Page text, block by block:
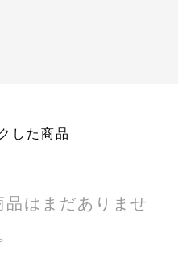
した商品
はまだありませ